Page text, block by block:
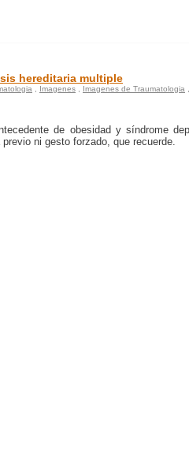
hereditaria multiple
Imagenes Imagenes de Traumatologia
de obesidad y síndrome
ni gesto forzado, que recuerde.